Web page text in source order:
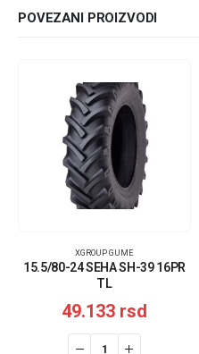
POVEZANI PROIZVODI
XGROUP GUME
15.5/80-24 SEHA SH-39 16PR
TL
49.133 rsd